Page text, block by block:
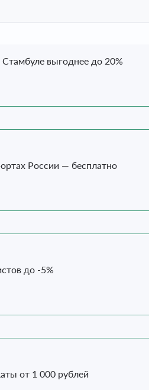
выгоднее до 20%
России — бесплатно
до -5%
от 1 000 рублей